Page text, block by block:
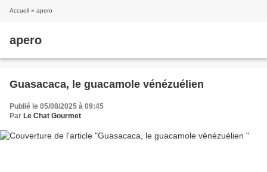
Accueil » apero
apero
Guasacaca, le guacamole vénézuélien
Publié le 05/08/2025 à 09:45
Par Le Chat Gourmet